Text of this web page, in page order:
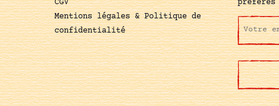
CGV
Mentions légales & Politique de
confidentialité